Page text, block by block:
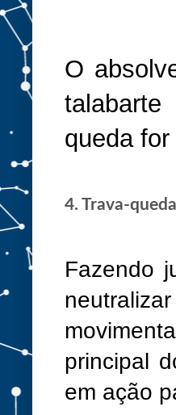
O
queda
4. Trava-
Fazendo
principal
em ação